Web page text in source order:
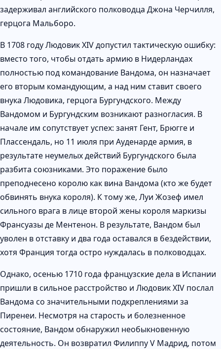
задерживал английского полководца Джона Черчилля,
герцога Мальборо.
В 1708 году Людовик XIV допустил тактическую ошибку:
вместо того, чтобы отдать армию в Нидерландах
полностью под командование Вандома, он назначает
его вторым командующим, а над ним ставит своего
внука Людовика, герцога Бургундского. Между
Вандомом и Бургундским возникают разногласия. В
начале им сопутствует успех: занят Гент, Брюгге и
Плассендаль, но 11 июля при Ауденарде армия, в
результате неумелых действий Бургундского была
разбита союзниками. Это поражение было
преподнесено королю как вина Вандома (кто же будет
обвинять внука короля). К тому же, Луи Жозеф имел
сильного врага в лице второй жены короля маркизы
Франсуазы де Ментенон. В результате, Вандом был
уволен в отставку и два года оставался в бездействии,
хотя Франция тогда остро нуждалась в полководцах.
Однако, осенью 1710 года французские дела в Испании
пришли в сильное расстройство и Людовик XIV послал
Вандома со значительными подкреплениями за
Пиренеи. Несмотря на старость и болезненное
состояние, Вандом обнаружил необыкновенную
деятельность. Он возвратил Филиппу V Мадрид, потом